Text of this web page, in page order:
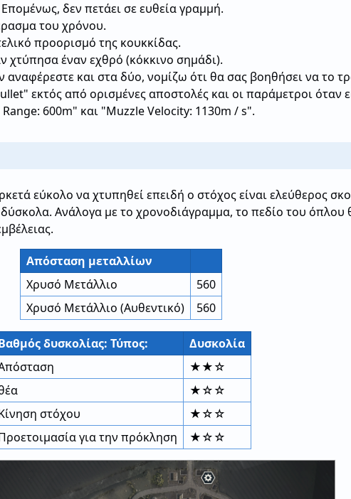
δεν πετάει σε ευθεία γραμμή.
του χρόνου.
προορισμό της κουκκίδας.
έναν εχθρό (κόκκινο σημάδι).
αναφέρεστε και στα δύο, νομίζω ότι θα σας βοηθήσει να το
εκτός από ορισμένες αποστολές και οι παράμετροι όταν
600m" και "Muzzle Velocity: 1130m / s".
εύκολο να χτυπηθεί επειδή ο στόχος είναι ελεύθερος
δύσκολα. Ανάλογα με το χρονοδιάγραμμα, το πεδίο του
Απόσταση μεταλλίων
Χρυσό Μετάλλιο
560
Χρυσό Μετάλλιο (Αυθεντικό)
560
δυσκολίας: Τύπος:
Δυσκολία
★★☆
★☆☆
στόχου
★☆☆
για την πρόκληση
★☆☆